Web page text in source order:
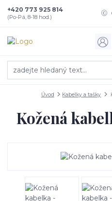
+420 773 925 814
(Po-Pá, 8-18 hod.)
Úvod Kabelky a tašky
Kožená